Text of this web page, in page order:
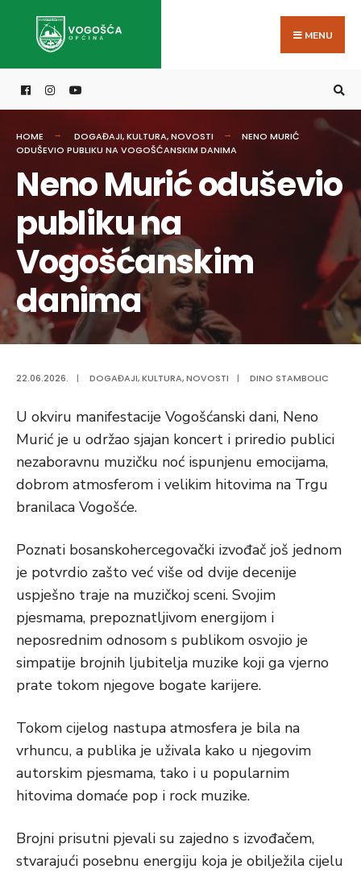
MENU
HOME DOGAĐAJI,KULTURA,NOVOSTI
NENO MURIĆ
ODUŠEVIO PUBLIKU NA VOGOŠĆANSKIM DANIMA
Neno Murić oduševio
publiku na
Vogošćanskim
danima
22.06.2026. | DOGAĐAJI,KULTURA,NOVOSTI | DINO STAMBOLIC
U okviru manifestacije Vogošćanski dani, Neno
Murić je u održao sjajan koncert i priredio publici
nezaboravnu muzičku noć ispunjenu emocijama,
dobrom atmosferom i velikim hitovima na Trgu
branilaca Vogošće.
Poznati bosanskohercegovački izvođač još jednom
je potvrdio zašto već više od dvije decenije
uspješno traje na muzičkoj sceni. Svojim
pjesmama, prepoznatljivom energijom i
neposrednim odnosom s publikom osvojio je
simpatije brojnih ljubitelja muzike koji ga vjerno
prate tokom njegove bogate karijere.
Tokom cijelog nastupa atmosfera je bila na
vrhuncu, a publika je uživala kako u njegovim
autorskim pjesmama, tako i u popularnim
hitovima domaće pop i rock muzike.
Brojni prisutni pjevali su zajedno s izvođačem,
stvarajući posebnu energiju koja je obilježila cijelu
for: